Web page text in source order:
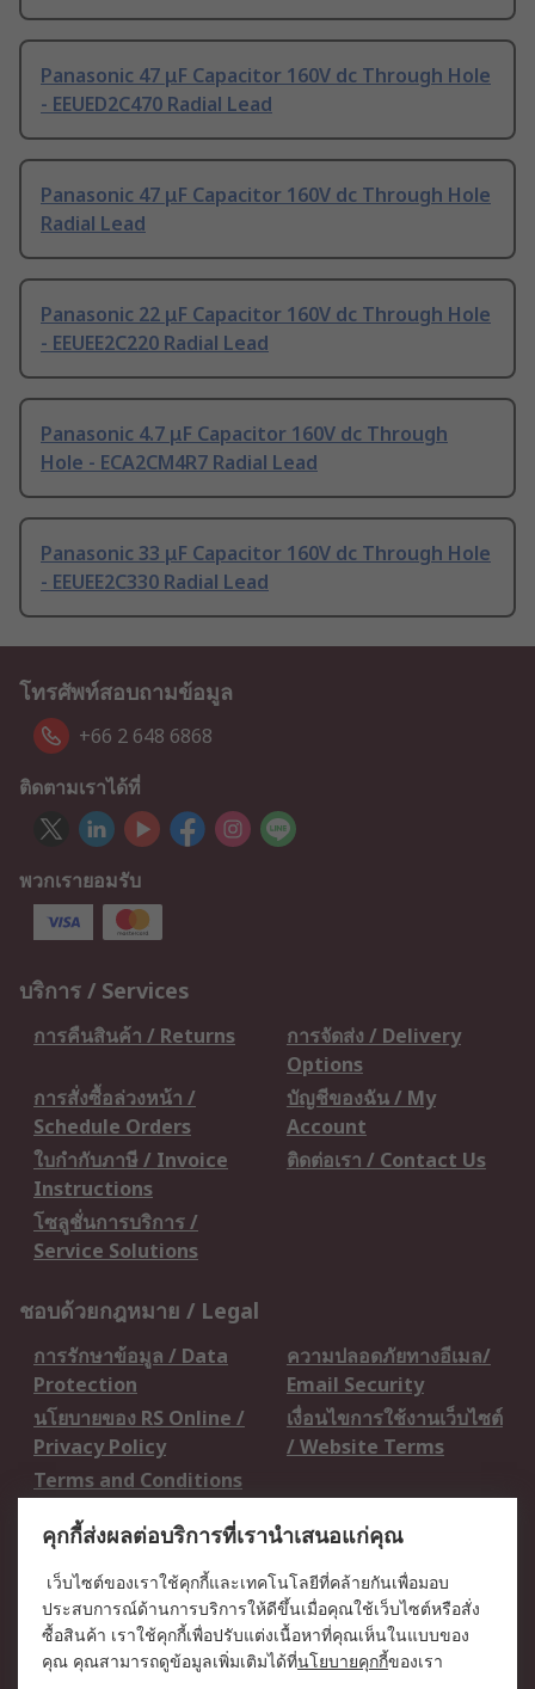
Panasonic 47 μF Capacitor 160V dc Through Hole
- EEUED2C470 Radial Lead
Panasonic 47 μF Capacitor 160V dc Through Hole
Radial Lead
Panasonic 22 μF Capacitor 160V dc Through Hole
- EEUEE2C220 Radial Lead
Panasonic 4.7 μF Capacitor 160V dc Through
Hole - ECA2CM4R7 Radial Lead
Panasonic 33 μF Capacitor 160V dc Through Hole
- EEUEE2C330 Radial Lead
โทรศัพท์สอบถามข้อมูล
+66 2 648 6868
ติดตามเราได้ที่
พวกเรายอมรับ
บริการ / Services
การคืนสินค้า / Returns
การจัดส่ง / Delivery
Options
การสั่งซื้อล่วงหน้า /
Schedule Orders
บัญชีของฉัน / My
Account
ใบกำกับภาษี / Invoice
Instructions
ติดต่อเรา / Contact Us
โซลูชั่นการบริการ /
Service Solutions
ชอบด้วยกฎหมาย / Legal
การรักษาข้อมูล / Data
Protection
ความปลอดภัยทางอีเมล/
Email Security
นโยบายของ RS Online /
Privacy Policy
เงื่อนไขการใช้งานเว็บไซต์
/ Website Terms
Terms and Conditions
เกี่ยวกับ RS / About RS
RS ทั่วโลก / RS
Worldwide
ข่าวประชาสัมพันธ์ / Press
Centre
บริษัทในเครือ RS /
วิธีการชำระเงิน /
คุกกี้ส่งผลต่อบริการที่เรานำเสนอแก่คุณ
เว็บไซต์ของเราใช้คุกกี้และเทคโนโลยีที่คล้ายกันเพื่อมอบ
ประสบการณ์ด้านการบริการให้ดีขึ้นเมื่อคุณใช้เว็บไซต์หรือสั่ง
ซื้อสินค้า เราใช้คุกกี้เพื่อปรับแต่งเนื้อหาที่คุณเห็นในแบบของ
คุณ คุณสามารถดูข้อมูลเพิ่มเติมได้ที่นโยบายคุกกี้ของเรา